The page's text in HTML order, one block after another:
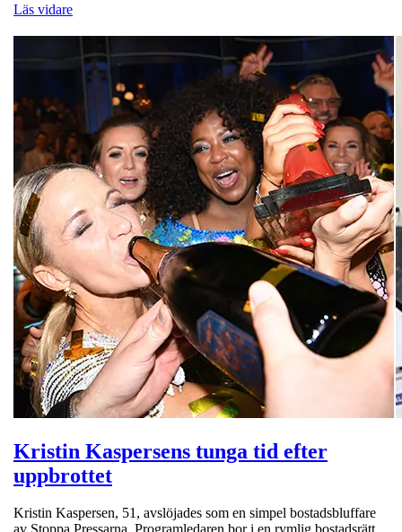
Läs vidare
Kristin Kaspersens tunga tid efter
uppbrottet
Kristin Kaspersen, 51, avslöjades som en simpel bostadsbluffare